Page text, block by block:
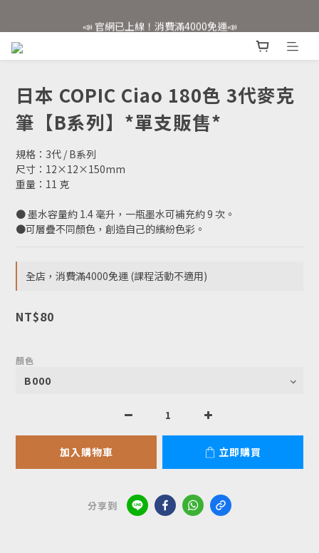
日本 COPIC Ciao 180色 3代麥克
筆【B系列】*單支販售*
規格：3代 / B系列
尺寸：12×12×150mm
重量：11 克
● 墨水容量約 1.4 毫升，一瓶墨水可補充約 9 次。
●可層疊不同顏色，創造自己的繽紛色彩。
全店，消費滿4000免運 (課程活動不適用)
NT$80
顏色
加入購物車 立即購買
分享到